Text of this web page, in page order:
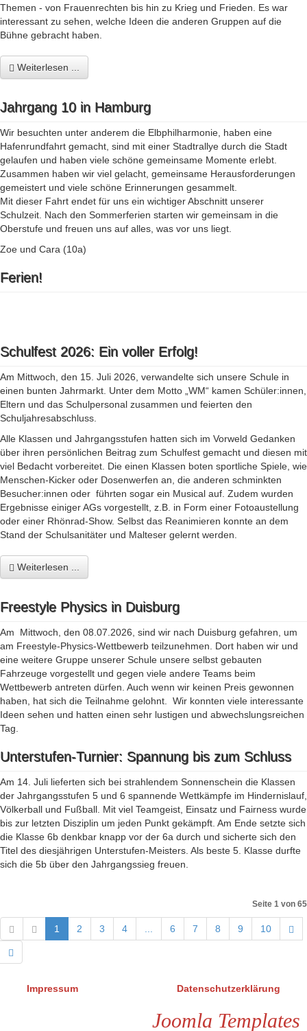
Themen - von Frauenrechten bis hin zu Krieg und Frieden. Es war
interessant zu sehen, welche Ideen die anderen Gruppen auf die
Bühne gebracht haben.
Weiterlesen ...
Jahrgang 10 in Hamburg
Wir besuchten unter anderem die Elbphilharmonie, haben eine
Hafenrundfahrt gemacht, sind mit einer Stadtrallye durch die Stadt
gelaufen und haben viele schöne gemeinsame Momente erlebt.
Zusammen haben wir viel gelacht, gemeinsame Herausforderungen
gemeistert und viele schöne Erinnerungen gesammelt.
Mit dieser Fahrt endet für uns ein wichtiger Abschnitt unserer
Schulzeit. Nach den Sommerferien starten wir gemeinsam in die
Oberstufe und freuen uns auf alles, was vor uns liegt.
Zoe und Cara (10a)
Ferien!
Schulfest 2026: Ein voller Erfolg!
Am Mittwoch, den 15. Juli 2026, verwandelte sich unsere Schule in
einen bunten Jahrmarkt. Unter dem Motto „WM“ kamen Schüler:innen,
Eltern und das Schulpersonal zusammen und feierten den
Schuljahresabschluss.
Alle Klassen und Jahrgangsstufen hatten sich im Vorweld Gedanken
über ihren persönlichen Beitrag zum Schulfest gemacht und diesen mit
viel Bedacht vorbereitet. Die einen Klassen boten sportliche Spiele, wie
Menschen-Kicker oder Dosenwerfen an, die anderen schminkten
Besucher:innen oder führten sogar ein Musical auf. Zudem wurden
Ergebnisse einiger AGs vorgestellt, z.B. in Form einer Fotoaustellung
oder einer Rhönrad-Show. Selbst das Reanimieren konnte an dem
Stand der Schulsanitäter und Malteser gelernt werden.
Weiterlesen ...
Freestyle Physics in Duisburg
Am Mittwoch, den 08.07.2026, sind wir nach Duisburg gefahren, um
am Freestyle-Physics-Wettbewerb teilzunehmen. Dort haben wir und
eine weitere Gruppe unserer Schule unsere selbst gebauten
Fahrzeuge vorgestellt und gegen viele andere Teams beim
Wettbewerb antreten dürfen. Auch wenn wir keinen Preis gewonnen
haben, hat sich die Teilnahme gelohnt. Wir konnten viele interessante
Ideen sehen und hatten einen sehr lustigen und abwechslungsreichen
Tag.
Unterstufen-Turnier: Spannung bis zum Schluss
Am 14. Juli lieferten sich bei strahlendem Sonnenschein die Klassen
der Jahrgangsstufen 5 und 6 spannende Wettkämpfe im Hindernislauf,
Völkerball und Fußball. Mit viel Teamgeist, Einsatz und Fairness wurde
bis zur letzten Disziplin um jeden Punkt gekämpft. Am Ende setzte sich
die Klasse 6b denkbar knapp vor der 6a durch und sicherte sich den
Titel des diesjährigen Unterstufen-Meisters. Als beste 5. Klasse durfte
sich die 5b über den Jahrgangssieg freuen.
Seite 1 von 65
1 2 3 4 6 7 8 9 10
Impressum Datenschutzerklärung
Joomla Templates